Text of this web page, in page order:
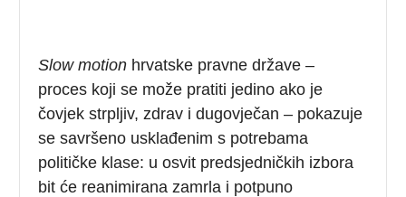
Slow motion hrvatske pravne države –
proces koji se može pratiti jedino ako je
čovjek strpljiv, zdrav i dugovječan – pokazuje
se savršeno usklađenim s potrebama
političke klase: u osvit predsjedničkih izbora
bit će reanimirana zamrla i potpuno